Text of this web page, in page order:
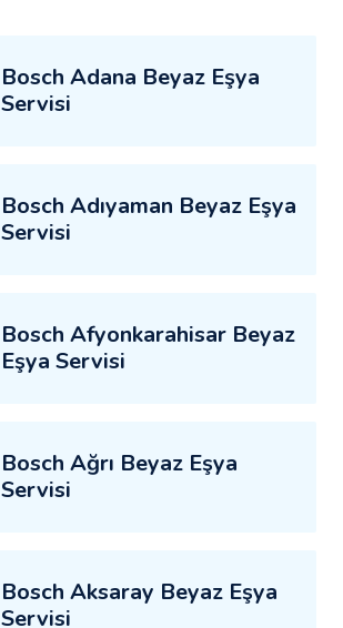
Bosch Adana Beyaz Eşya
Servisi
Bosch Adıyaman Beyaz Eşya
Servisi
Bosch Afyonkarahisar Beyaz
Eşya Servisi
Bosch Ağrı Beyaz Eşya
Servisi
Bosch Aksaray Beyaz Eşya
Servisi